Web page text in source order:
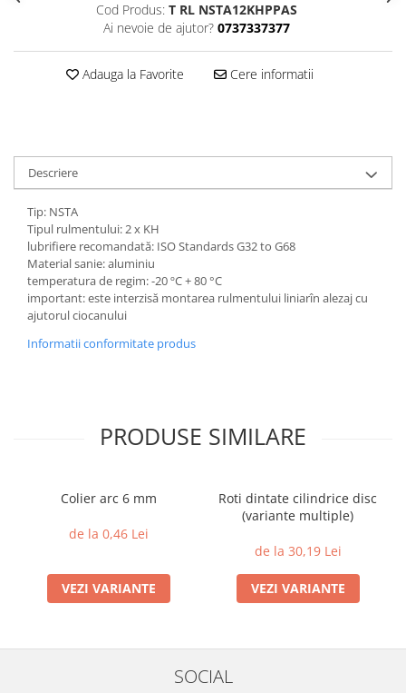
Cod Produs: T RL NSTA12KHPPAS
Ai nevoie de ajutor? 0737337377
Adauga la Favorite Cere informatii
Descriere
Tip: NSTA
Tipul rulmentului: 2 x KH
lubrifiere recomandată: ISO Standards G32 to G68
Material sanie: aluminiu
temperatura de regim: -20 ºC + 80 °C
important: este interzisă montarea rulmentului liniarîn alezaj cu
ajutorul ciocanului
Informatii conformitate produs
PRODUSE SIMILARE
Colier arc 6 mm
de la 0,46 Lei
VEZI VARIANTE
Roti dintate cilindrice disc
(variante multiple)
de la 30,19 Lei
VEZI VARIANTE
SOCIAL